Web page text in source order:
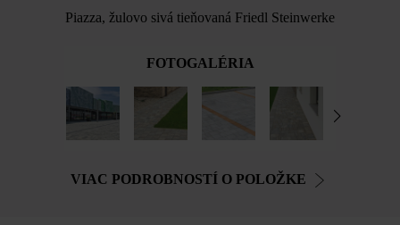
Piazza, žulovo sivá tieňovaná Friedl Steinwerke
FOTOGALÉRIA
VIAC PODROBNOSTÍ O POLOŽKE